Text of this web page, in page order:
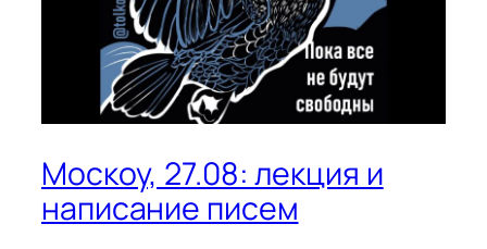
Москоу, 27.08: лекция и
написание писем